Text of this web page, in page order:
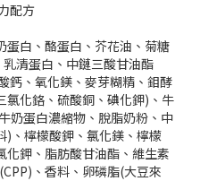
配方
蛋白、酪蛋白、芥花油、菊糖
清蛋白、中鏈三酸甘油酯
鈣、氧化鎂、麥芽糊精、鉬酵
氯化鉻、硫酸銅、碘化鉀)、牛
奶蛋白濃縮物、脫脂奶粉、中
)、檸檬酸鉀、氯化鎂、檸檬
鉀、脂肪酸甘油酯、維生素
、香料、卵磷脂(大豆來